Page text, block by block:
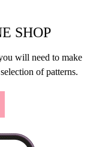
SHOP
will need to make
of patterns.